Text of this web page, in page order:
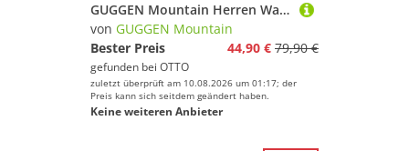
GUGGEN Mountain Herren Wanderschuh T001 Herrenwanderschuh Trekkingschuhe Trekkingschuh Bergschuhe Wanderhalbschuhe Halbschuh Outdoorschuhe
von GUGGEN Mountain
Bester Preis
44,90 € 79,90 €
gefunden bei OTTO
zuletzt überprüft am 10.08.2026 um 01:17; der
Preis kann sich seitdem geändert haben.
Keine weiteren Anbieter